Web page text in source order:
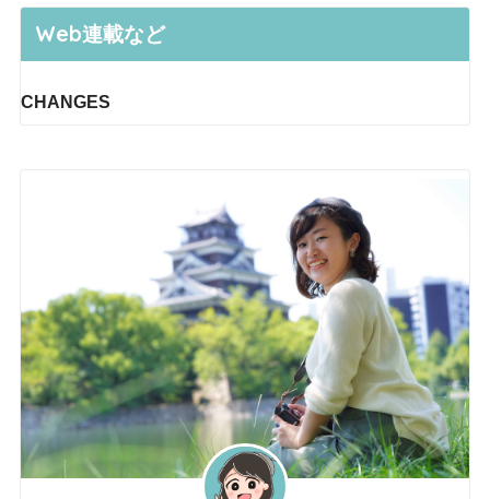
Web連載など
CHANGES